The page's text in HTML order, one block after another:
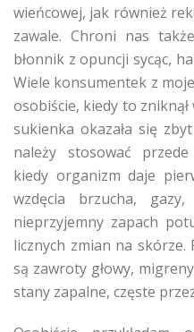
wieńcowej, jak również
zawale. Chroni nas
błonnik z opuncji sycąc,
Wiele konsumentek z
osobiście, kiedy to
sukienka okazała się
należy stosować
kiedy organizm daje
wzdęcia brzucha,
nieprzyjemny zapach
licznych zmian na skórze.
są zawroty głowy,
stany zapalne, częste